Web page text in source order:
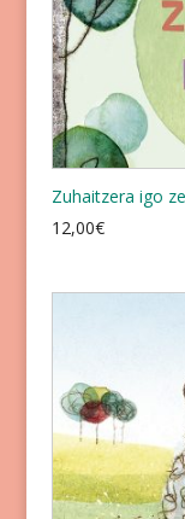
Zuhaitzera igo
12,00€